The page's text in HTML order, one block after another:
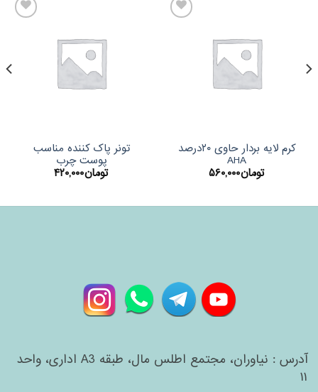
کرم لایه بردار حاوی ۲۰درصد
AHA
تومان۵۶۰,۰۰۰
تونر پاک کننده مناسب
پوست چرب
تومان۴۲۰,۰۰۰
آدرس : نیاوران، مجتمع اطلس مال، طبقه A3 اداری، واحد
۱۱